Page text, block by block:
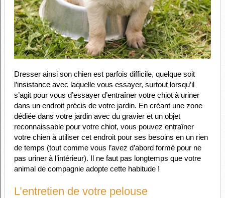
Dresser ainsi son chien est parfois difficile, quelque soit
l’insistance avec laquelle vous essayer, surtout lorsqu’il
s’agit pour vous d’essayer d’entraîner votre chiot à uriner
dans un endroit précis de votre jardin. En créant une zone
dédiée dans votre jardin avec du gravier et un objet
reconnaissable pour votre chiot, vous pouvez entraîner
votre chien à utiliser cet endroit pour ses besoins en un rien
de temps (tout comme vous l’avez d’abord formé pour ne
pas uriner à l’intérieur). Il ne faut pas longtemps que votre
animal de compagnie adopte cette habitude !
L’entretien de votre pelouse